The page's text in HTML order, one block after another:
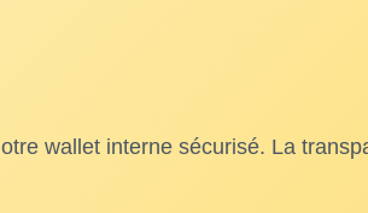
wallet interne sécurisé. La